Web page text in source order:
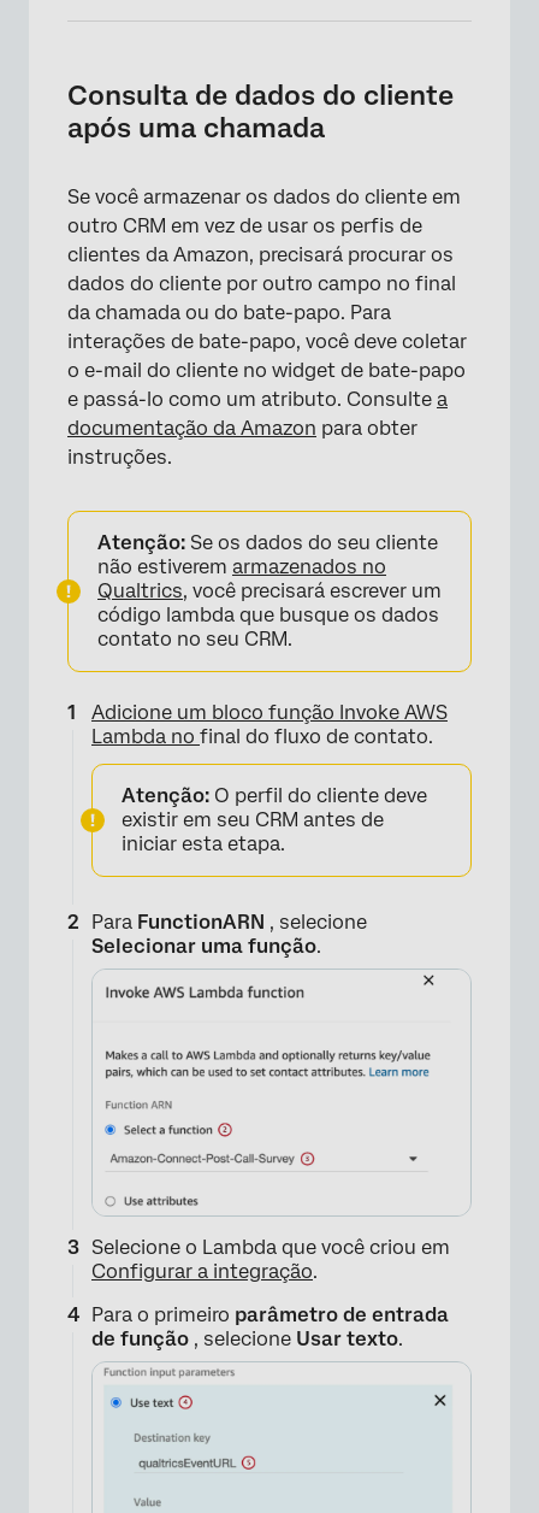
×
×
Consulta de dados do cliente
após uma chamada
Se você armazenar os dados do cliente em
outro CRM em vez de usar os perfis de
clientes da Amazon, precisará procurar os
dados do cliente por outro campo no final
da chamada ou do bate-papo. Para
interações de bate-papo, você deve coletar
o e-mail do cliente no widget de bate-papo
e passá-lo como um atributo. Consulte a
documentação da Amazon para obter
instruções.
Atenção: Se os dados do seu cliente
não estiverem armazenados no
Qualtrics, você precisará escrever um
código lambda que busque os dados
contato no seu CRM.
Adicione um bloco função Invoke AWS
Lambda no final do fluxo de contato.
Atenção: O perfil do cliente deve
existir em seu CRM antes de
iniciar esta etapa.
Para FunctionARN , selecione
Selecionar uma função.
Selecione o Lambda que você criou em
Configurar a integração.
Para o primeiro parâmetro de entrada
de função , selecione Usar texto.